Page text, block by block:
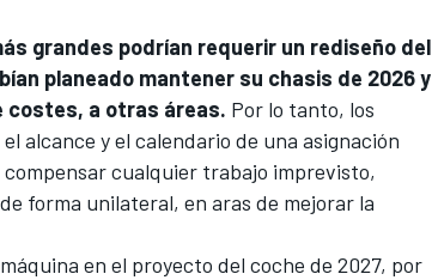
grandes podrían requerir un rediseño del
planeado mantener su chasis de 2026 y
costes, a otras áreas. Por lo tanto, los
alcance y el calendario de una asignación
cualquier trabajo imprevisto,
forma unilateral, en aras de mejorar la
en el proyecto del coche de 2027, por